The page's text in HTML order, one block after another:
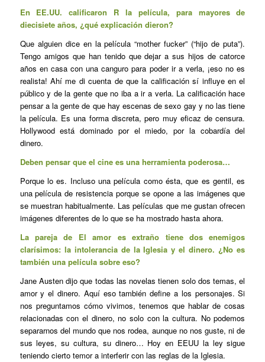
En EE.UU. calificaron R la película, para mayores de
diecisiete años, ¿qué explicación dieron?
Que alguien dice en la película “mother fucker” (“hijo de puta”).
Tengo amigos que han tenido que dejar a sus hijos de catorce
años en casa con una canguro para poder ir a verla, ¡eso no es
realista! Ahí me di cuenta de que la calificación sí influye en el
público y de la gente que no iba a ir a verla. La calificación hace
pensar a la gente de que hay escenas de sexo gay y no las tiene
la película. Es una forma discreta, pero muy eficaz de censura.
Hollywood está dominado por el miedo, por la cobardía del
dinero.
Deben pensar que el cine es una herramienta poderosa…
Porque lo es. Incluso una película como ésta, que es gentil, es
una película de resistencia porque se opone a las imágenes que
se muestran habitualmente. Las películas que me gustan ofrecen
imágenes diferentes de lo que se ha mostrado hasta ahora.
La pareja de El amor es extraño tiene dos enemigos
clarísimos: la intolerancia de la Iglesia y el dinero. ¿No es
también una película sobre eso?
Jane Austen dijo que todas las novelas tienen solo dos temas, el
amor y el dinero. Aquí eso también define a los personajes. Si
nos preguntamos cómo vivimos, tenemos que hablar de cosas
relacionadas con el dinero, no solo con la cultura. No podemos
separarnos del mundo que nos rodea, aunque no nos guste, ni de
sus leyes, su cultura, su dinero… Hoy en EEUU la ley sigue
teniendo cierto temor a interferir con las reglas de la Iglesia.